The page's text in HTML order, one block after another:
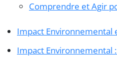
Comprendre et Agir
Impact Environnemental
Impact Environnemental